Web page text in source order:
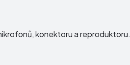
konektoru a reproduktoru.